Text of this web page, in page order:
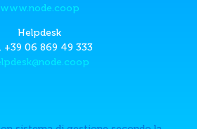
www.node.coop
Helpdesk
+39 06 869 49 333